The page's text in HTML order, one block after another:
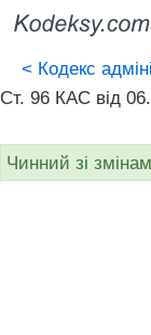
< Кодекс
Ст. 96 КАС від
Чинний зі